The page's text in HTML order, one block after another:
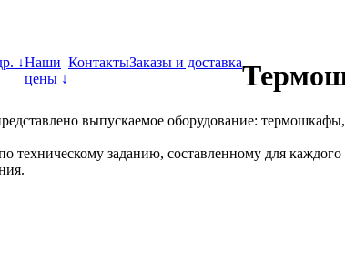
↓Наши
цены ↓
КонтактыЗаказы и доставка
выпускаемое оборудование:
заданию, составленному для